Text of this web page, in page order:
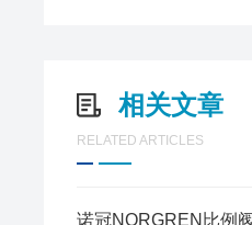
相关文章
RELATED ARTICLES